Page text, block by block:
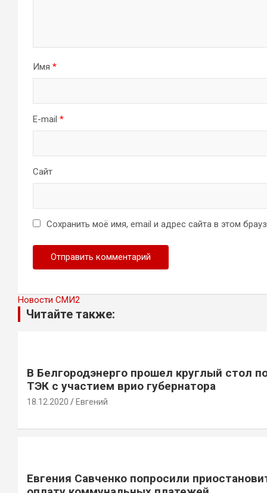
Имя *
E-mail *
Сайт
Сохранить моё имя, email и адрес сайта в этом
Новости СМИ2
Читайте также:
В Белгородэнерго прошел круглый стол
ТЭК с участием врио губернатора
18.12.2020 Евгений
Евгения Савченко попросили